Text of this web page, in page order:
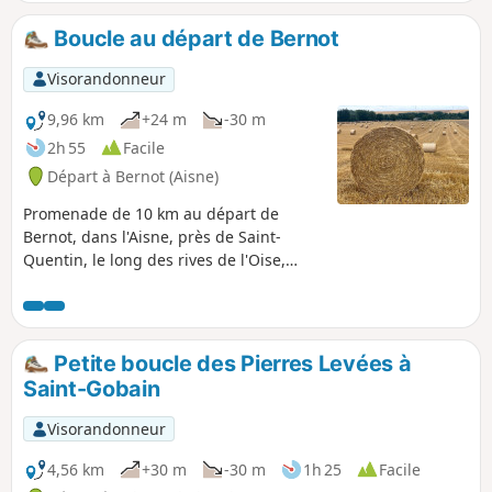
Boucle au départ de Bernot
Visorandonneur
9,96 km
+24 m
-30 m
2h 55
Facile
Départ à Bernot (Aisne)
Promenade de 10 km au départ de
Bernot, dans l'Aisne, près de Saint-
Quentin, le long des rives de l'Oise,
canal de la Sambre à l'Oise. Une
première partie champêtre, avant une
seconde plus boisée. Amateurs de
photos, prévoyez votre appareil.
Petite boucle des Pierres Levées à
Saint-Gobain
Visorandonneur
4,56 km
+30 m -30 m 1h 25
Facile